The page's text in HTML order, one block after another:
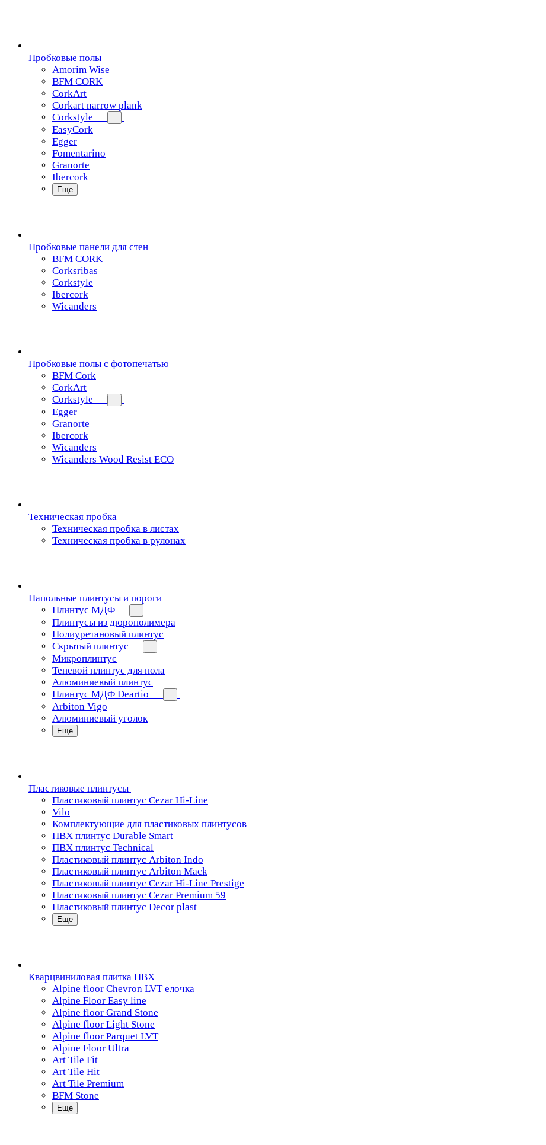
Пробковые полы
Amorim Wise
BFM CORK
CorkArt
Corkart narrow plank
Corkstyle
EasyCork
Egger
Fomentarino
Granorte
Ibercork
Еще
Пробковые панели для стен
BFM CORK
Corksribas
Corkstyle
Ibercork
Wicanders
Пробковые полы с фотопечатью
BFM Cork
CorkArt
Corkstyle
Egger
Granorte
Ibercork
Wicanders
Wicanders Wood Resist ECO
Техническая пробка
Техническая пробка в листах
Техническая пробка в рулонах
Напольные плинтусы и пороги
Плинтус МДФ
Плинтусы из дюрополимера
Полиуретановый плинтус
Скрытый плинтус
Микроплинтус
Теневой плинтус для пола
Алюминиевый плинтус
Плинтус МДФ Deartio
Arbiton Vigo
Алюминиевый уголок
Еще
Пластиковые плинтусы
Пластиковый плинтус Cezar Hi-Line
Vilo
Комплектующие для пластиковых плинтусов
ПВХ плинтус Durable Smart
ПВХ плинтус Technical
Пластиковый плинтус Arbiton Indo
Пластиковый плинтус Arbiton Mack
Пластиковый плинтус Cezar Hi-Line Prestige
Пластиковый плинтус Cezar Premium 59
Пластиковый плинтус Decor plast
Еще
Кварцвиниловая плитка ПВХ
Alpine floor Chevron LVT елочка
Alpine Floor Easy line
Alpine floor Grand Stone
Alpine floor Light Stone
Alpine floor Parquet LVT
Alpine Floor Ultra
Art Tile Fit
Art Tile Hit
Art Tile Premium
BFM Stone
Еще